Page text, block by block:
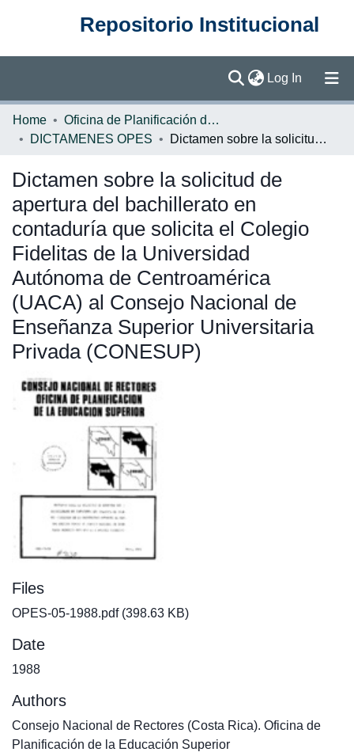
Repositorio Institucional
Log In (current)
Communities & Collections
Statistics
Home
Oficina de Planificación de la Educación Superior (OPES)
DICTAMENES OPES
Dictamen sobre la solicitud de apertura del bachillerato en contaduría que solicita el Colegio Fidelitas de la Universidad Autónoma de Centroamérica (UACA) al Consejo Nacional de Enseñanza Superior Universitaria Privada (CONESUP)
Dictamen sobre la solicitud de
apertura del bachillerato en
contaduría que solicita el Colegio
Fidelitas de la Universidad
Autónoma de Centroamérica
(UACA) al Consejo Nacional de
Enseñanza Superior Universitaria
Privada (CONESUP)
Files
OPES-05-1988.pdf(398.63 KB)
Date
1988
Authors
Consejo Nacional de Rectores (Costa Rica). Oficina de
Planificación de la Educación Superior